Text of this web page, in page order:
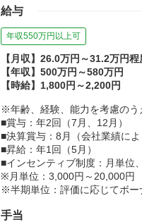
給与
年収550万円以上可
【月収】26.0万円～31.2万円程
【年収】500万円～580万円
【時給】1,800円～2,200円
※年齢、経験、能力を考慮のう
■賞与：年2回（7月、12月）
■決算賞与：8月（会社業績によ
■昇給：年1回（5月）
■インセンティブ制度：月単位
※月単位：3,000円～20,000円
※半期単位：評価に応じてボー
手当